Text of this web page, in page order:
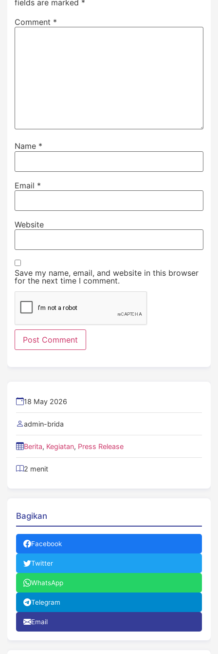
18 May 2026
admin-brida
Berita, Kegiatan, Press Release
2 menit
Bagikan
Facebook
Twitter
WhatsApp
Telegram
Email
fields are marked *
Comment *
Name *
Email *
Website
Save my name, email, and website in this browser
for the next time I comment.